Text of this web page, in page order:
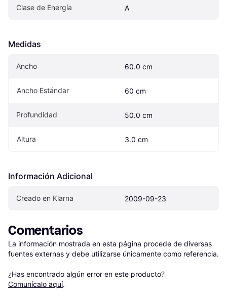
Clase de Energía A
Medidas
Ancho 60.0 cm
Ancho Estándar 60 cm
Profundidad 50.0 cm
Altura 3.0 cm
Información Adicional
Creado en Klarna 2009-09-23
Comentarios
La información mostrada en esta página procede de diversas
fuentes externas y debe utilizarse únicamente como referencia.
¿Has encontrado algún error en este producto?
Comunícalo aquí.